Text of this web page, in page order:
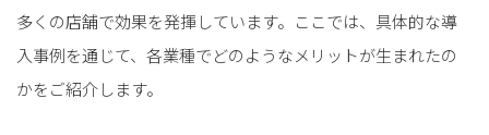
多くの店舗で効果を発揮しています。ここでは、具体的な導
入事例を通じて、各業種でどのようなメリットが生まれたの
かをご紹介します。